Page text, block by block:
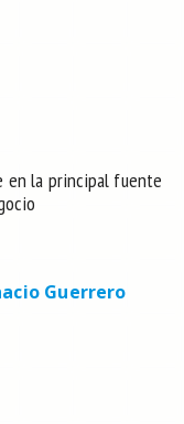
en la principal fuente
Guerrero